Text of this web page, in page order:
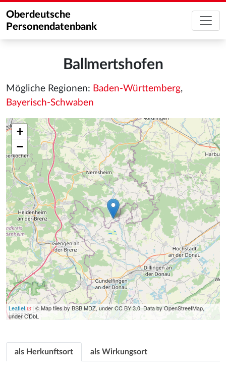
Oberdeutsche
Personendatenbank
Ballmertshofen
Mögliche Regionen: Baden-Württemberg,
Bayerisch-Schwaben
+
−
Leaflet
| © Map tiles by BSB MDZ, under CC BY 3.0. Data by OpenStreetMap,
under ODbL
als Herkunftsort als Wirkungsort